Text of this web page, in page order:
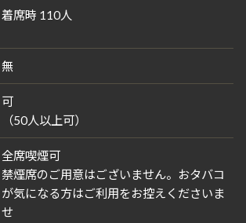
着席時 110人
無
可
（50人以上可）
全席喫煙可
禁煙席のご用意はございません。おタバコ
が気になる方はご利用をお控えくださいま
せ